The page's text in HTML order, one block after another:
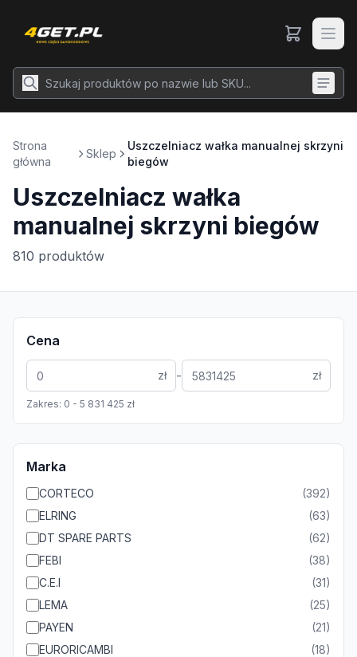
Strona
główna
Sklep
Uszczelniacz wałka manualnej skrzyni
biegów
Uszczelniacz wałka
manualnej skrzyni biegów
810 produktów
Cena
zł - zł
Zakres: 0 - 5 831 425 zł
Marka
CORTECO (392)
ELRING
(63)
DT SPARE PARTS
(62)
FEBI
(38)
C.E.I
(31)
LEMA
(25)
PAYEN
(21)
EURORICAMBI
(18)